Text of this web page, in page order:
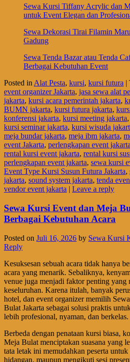
Sewa Kursi Tiffany Acrylic dan
untuk Event Elegan dan
Sewa Dekorasi Tirai Filamin
Gadung
Sewa Tenda Bazar atau Tenda
Berbagai Kebutuhan Event
Posted in Alat Pesta, kursi, kursi futura |
event organizer Jakarta, jasa sewa alat
jakarta, kursi acara pemerintah jakarta,
BUMN jakarta, kursi futura jakarta,
konferensi jakarta, kursi meeting jakarta,
kursi seminar jakarta, kursi wisuda
meja bundar jakarta, meja ibm jakarta,
event Jakarta, perlengkapan event jakarta
rental kursi event jakarta, rental kursi
perlengkapan event jakarta, sewa kursi
Event Type Kursi Susun Futura Jakarta,
jakarta, sound system jakarta, tenda
vendor event jakarta | Leave a reply
Sewa Kursi Event dan Meja
Berbagai Kebutuhan Acara
Posted on Juli 16, 2026 by Sewa Kursi
Reply
Kesuksesan sebuah acara tidak hanya
acara yang menarik. Sebaliknya,
venue juga menjadi faktor penting yang
keseluruhan. Karena itulah, banyak
hotel, dan event organizer memilih
Bulat Jakarta sebagai solusi praktis
lebih profesional, nyaman, dan berkelas.
Berbeda dengan penataan kursi biasa,
Meja Bulat menciptakan suasana yang
tata letak ini memudahkan peserta
hidangan, maupun mengikuti sesi